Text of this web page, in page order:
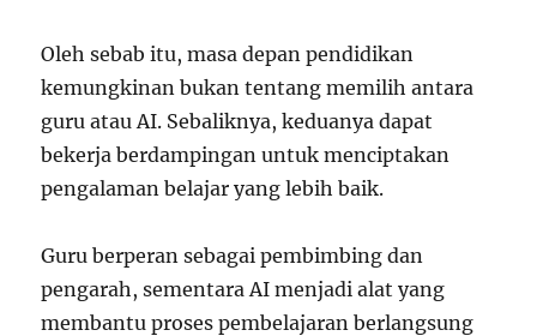
Oleh sebab itu, masa depan pendidikan
kemungkinan bukan tentang memilih antara
guru atau AI. Sebaliknya, keduanya dapat
bekerja berdampingan untuk menciptakan
pengalaman belajar yang lebih baik.
Guru berperan sebagai pembimbing dan
pengarah, sementara AI menjadi alat yang
membantu proses pembelajaran berlangsung